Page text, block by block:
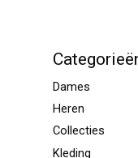
Dames
Heren
Collecties
Kleding